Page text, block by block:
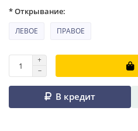
* Открывание:
ЛЕВОЕ ПРАВОЕ
В кредит